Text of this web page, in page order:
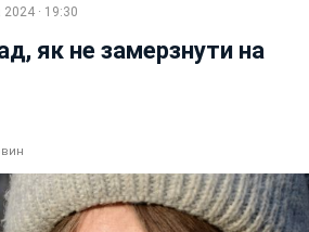
· 19:30
як не замерзнути на